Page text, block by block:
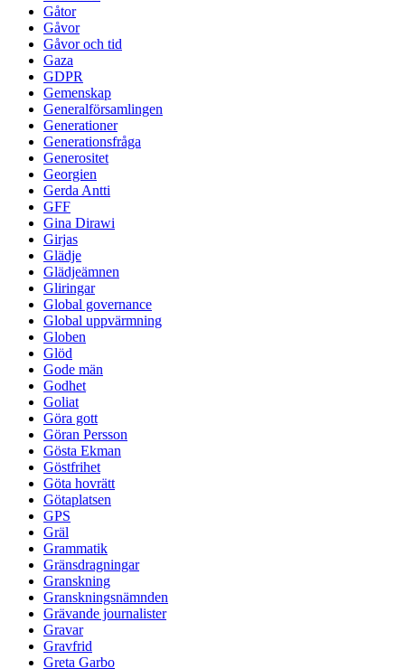
Gåtor
Gåvor
Gåvor och tid
Gaza
GDPR
Gemenskap
Generalförsamlingen
Generationer
Generationsfråga
Generositet
Georgien
Gerda Antti
GFF
Gina Dirawi
Girjas
Glädje
Glädjeämnen
Gliringar
Global governance
Global uppvärmning
Globen
Glöd
Gode män
Godhet
Goliat
Göra gott
Göran Persson
Gösta Ekman
Göstfrihet
Göta hovrätt
Götaplatsen
GPS
Gräl
Grammatik
Gränsdragningar
Granskning
Granskningsnämnden
Grävande journalister
Gravar
Gravfrid
Greta Garbo